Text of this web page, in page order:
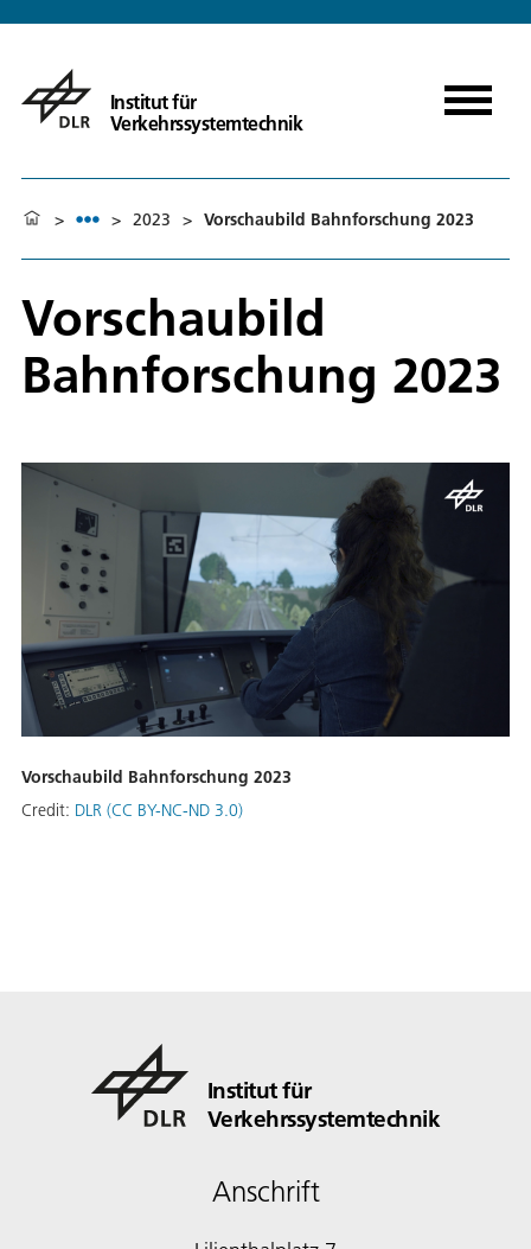
Institut für
Verkehrssystemtechnik
> > 2023 > Vorschaubild Bahnforschung 2023
Vorschaubild
Bahnforschung 2023
Vorschaubild Bahnforschung 2023
Credit: DLR (CC BY-NC-ND 3.0)
Institut für
Verkehrssystemtechnik
Anschrift